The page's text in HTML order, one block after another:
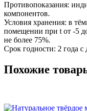
Противопоказания:
компонентов.
Условия хранения: в
помещении при t от -5
не более 75%.
Срок годности: 2 года с
Похожие